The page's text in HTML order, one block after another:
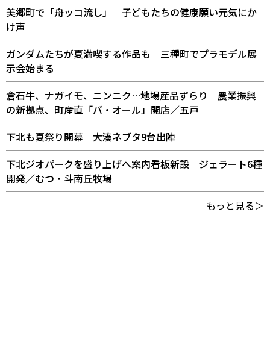
美郷町で「舟ッコ流し」 子どもたちの健康願い元気にか
け声
ガンダムたちが夏満喫する作品も 三種町でプラモデル展
示会始まる
倉石牛、ナガイモ、ニンニク…地場産品ずらり 農業振興
の新拠点、町産直「バ・オール」開店／五戸
下北も夏祭り開幕 大湊ネブタ9台出陣
下北ジオパークを盛り上げへ案内看板新設 ジェラート6種
開発／むつ・斗南丘牧場
もっと見る＞